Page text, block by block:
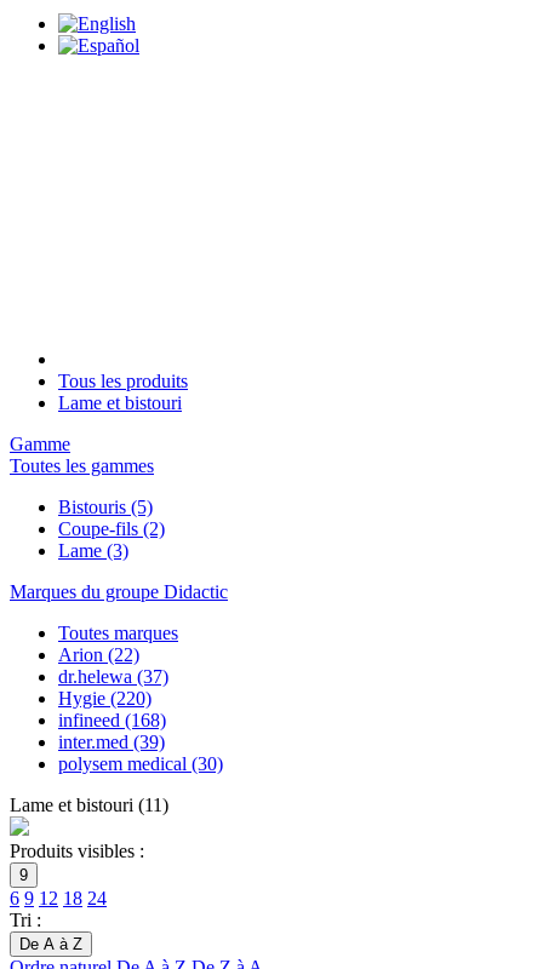
Tous les produits
Lame et bistouri
Gamme
Toutes les gammes
Bistouris (5)
Coupe-fils (2)
Lame (3)
Marques du groupe Didactic
Toutes marques
Arion (22)
dr.helewa (37)
Hygie (220)
infineed (168)
inter.med (39)
polysem medical (30)
Lame et bistouri (11)
Produits visibles :
9
6 9 12 18 24
Tri :
De A à Z